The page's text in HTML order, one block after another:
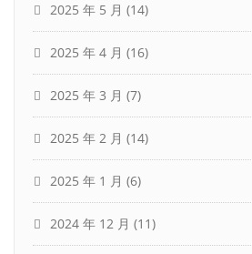
2025 年 5 月 (14)
2025 年 4 月 (16)
2025 年 3 月 (7)
2025 年 2 月 (14)
2025 年 1 月 (6)
2024 年 12 月 (11)